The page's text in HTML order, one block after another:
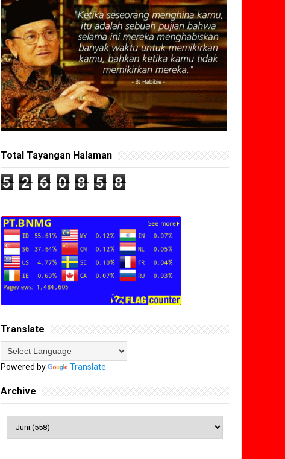
Total Tayangan Halaman
5 2 6 0 8 5 8
Translate
Powered by Translate
Archive